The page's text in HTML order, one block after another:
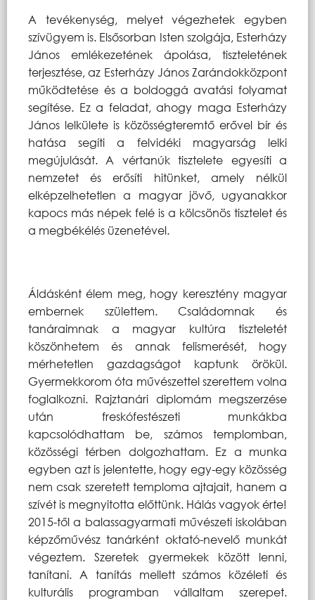
A tevékenység, melyet végezhetek egyben
szívügyem is. Elsősorban Isten szolgája, Esterházy
János emlékezetének ápolása, tiszteletének
terjesztése, az Esterházy János Zarándokközpont
működtetése és a boldoggá avatási folyamat
segítése. Ez a feladat, ahogy maga Esterházy
János lelkülete is közösségteremtő erővel bír és
hatása segíti a felvidéki magyarság lelki
megújulását. A vértanúk tisztelete egyesíti a
nemzetet és erősíti hitünket, amely nélkül
elképzelhetetlen a magyar jövő, ugyanakkor
kapocs más népek felé is a kölcsönös tisztelet és
a megbékélés üzenetével.
Áldásként élem meg, hogy keresztény magyar
embernek születtem. Családomnak és
tanáraimnak a magyar kultúra tiszteletét
köszönhetem és annak felismerését, hogy
mérhetetlen gazdagságot kaptunk örökül.
Gyermekkorom óta művészettel szerettem volna
foglalkozni. Rajztanári diplomám megszerzése
után freskófestészeti munkákba
kapcsolódhattam be, számos templomban,
közösségi térben dolgozhattam. Ez a munka
egyben azt is jelentette, hogy egy-egy közösség
nem csak szeretett temploma ajtajait, hanem a
szívét is megnyitotta előttünk. Hálás vagyok érte!
2015-től a balassagyarmati művészeti iskolában
képzőművész tanárként oktató-nevelő munkát
végeztem. Szeretek gyermekek között lenni,
tanítani. A tanítás mellett számos közéleti és
kulturális programban vállaltam szerepet.